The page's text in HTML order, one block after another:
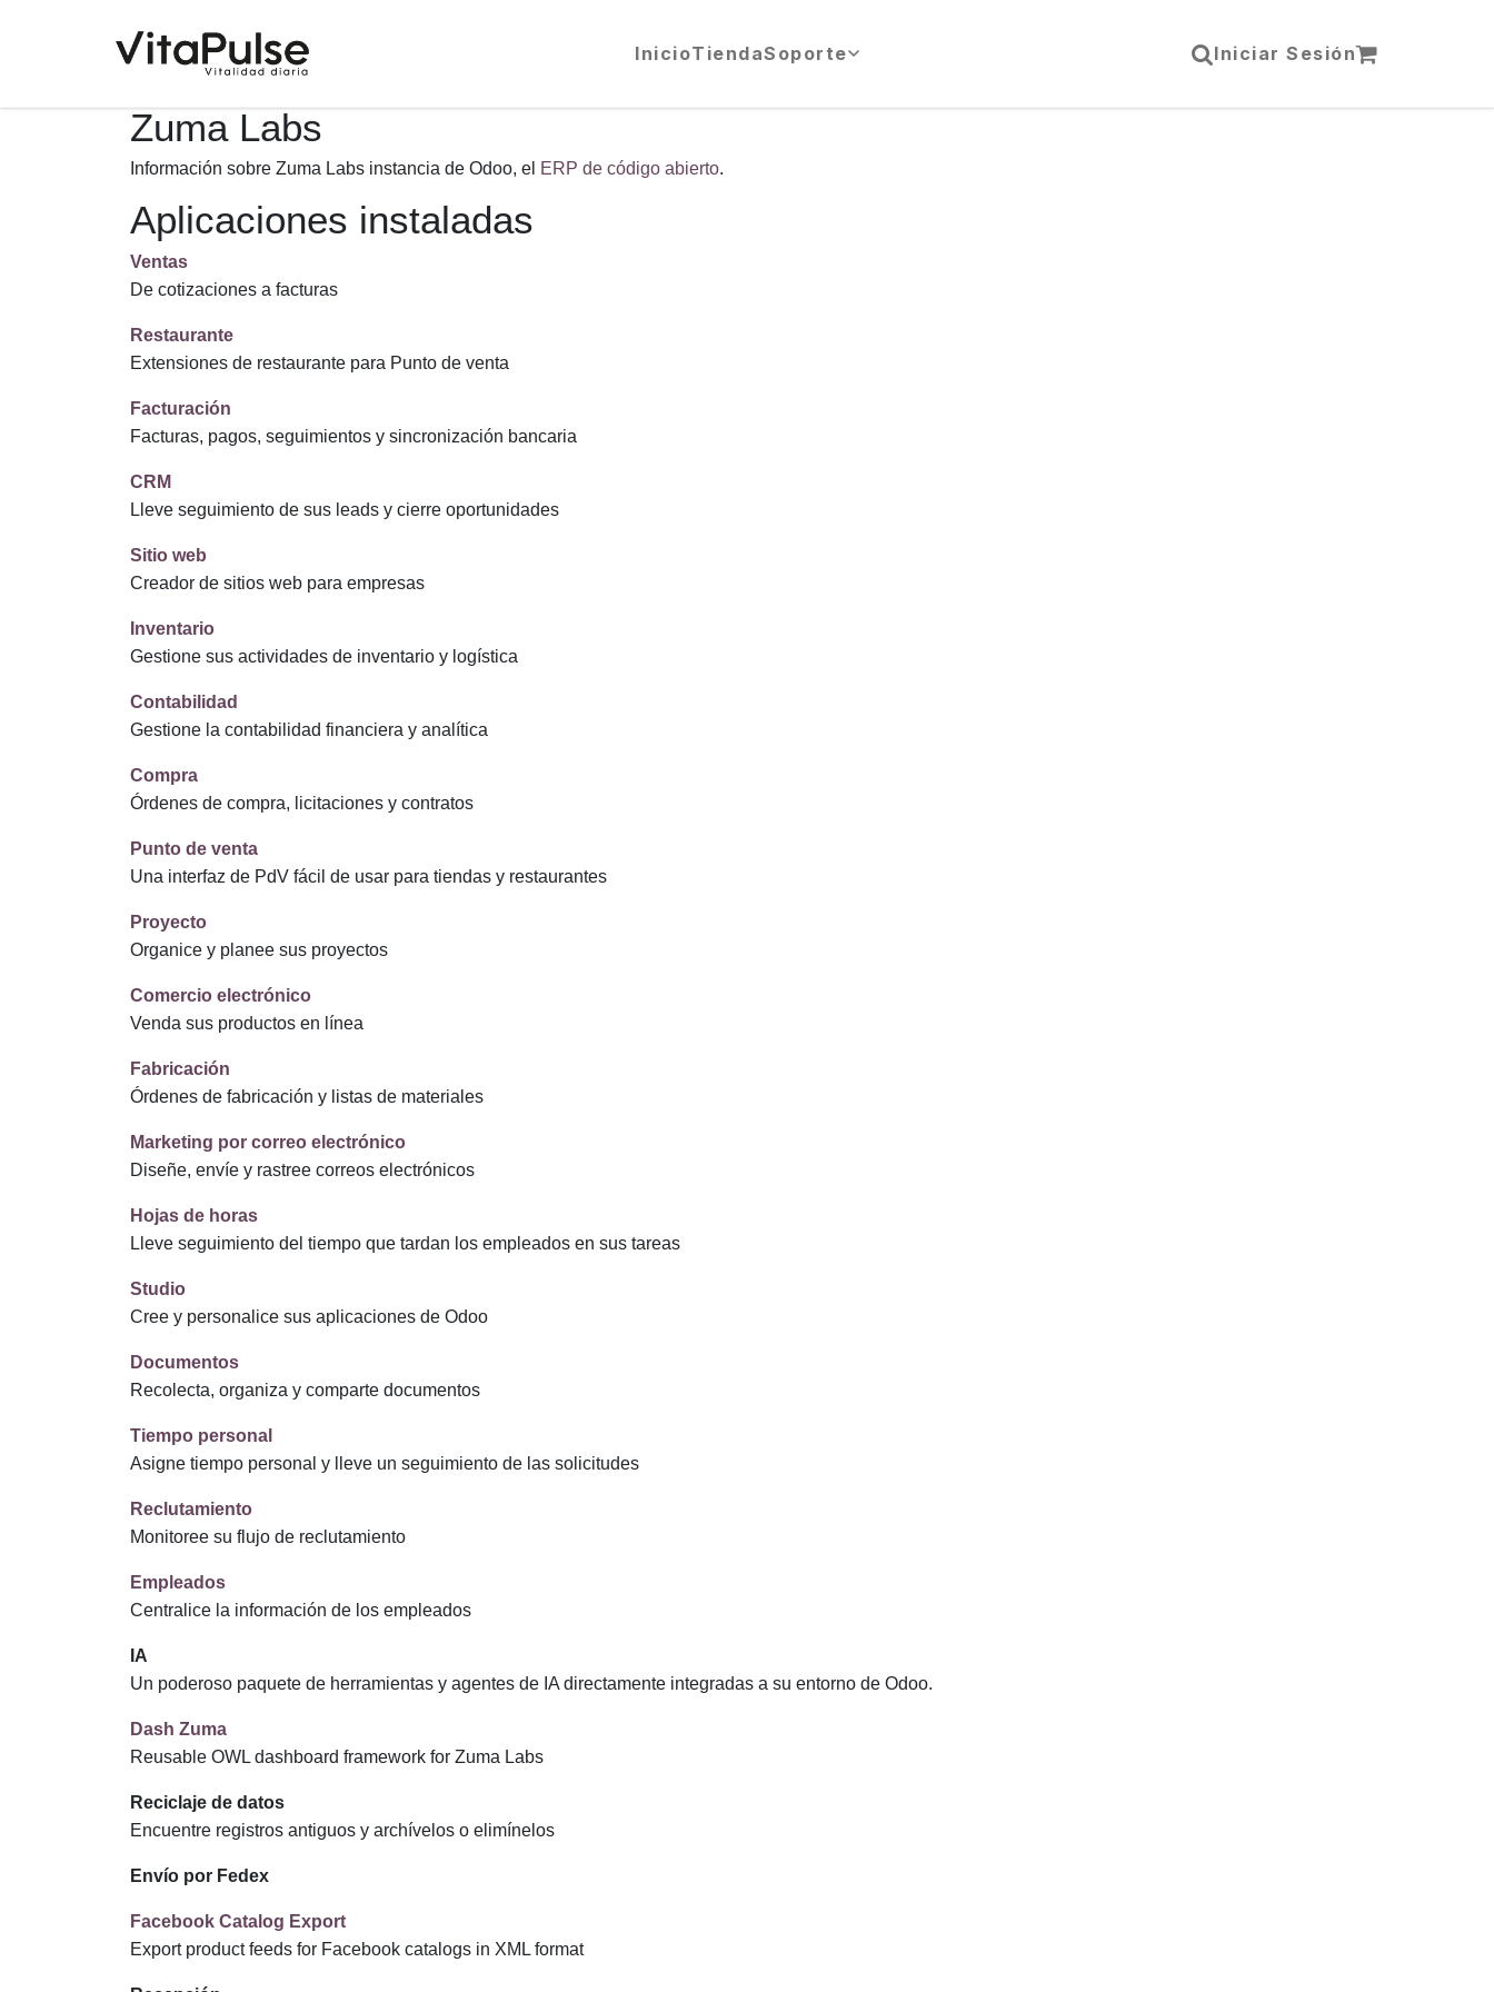
InicioTiendaSoporte Iniciar Sesión
Zuma Labs
Información sobre Zuma Labs instancia de Odoo, el ERP de código abierto.
Aplicaciones instaladas
Ventas
De cotizaciones a facturas
Restaurante
Extensiones de restaurante para Punto de venta
Facturación
Facturas, pagos, seguimientos y sincronización bancaria
CRM
Lleve seguimiento de sus leads y cierre oportunidades
Sitio web
Creador de sitios web para empresas
Inventario
Gestione sus actividades de inventario y logística
Contabilidad
Gestione la contabilidad financiera y analítica
Compra
Órdenes de compra, licitaciones y contratos
Punto de venta
Una interfaz de PdV fácil de usar para tiendas y restaurantes
Proyecto
Organice y planee sus proyectos
Comercio electrónico
Venda sus productos en línea
Fabricación
Órdenes de fabricación y listas de materiales
Marketing por correo electrónico
Diseñe, envíe y rastree correos electrónicos
Hojas de horas
Lleve seguimiento del tiempo que tardan los empleados en sus tareas
Studio
Cree y personalice sus aplicaciones de Odoo
Documentos
Recolecta, organiza y comparte documentos
Tiempo personal
Asigne tiempo personal y lleve un seguimiento de las solicitudes
Reclutamiento
Monitoree su flujo de reclutamiento
Empleados
Centralice la información de los empleados
IA
Un poderoso paquete de herramientas y agentes de IA directamente integradas a su entorno de Odoo.
Dash Zuma
Reusable OWL dashboard framework for Zuma Labs
Reciclaje de datos
Encuentre registros antiguos y archívelos o elimínelos
Envío por Fedex
Facebook Catalog Export
Export product feeds for Facebook catalogs in XML format